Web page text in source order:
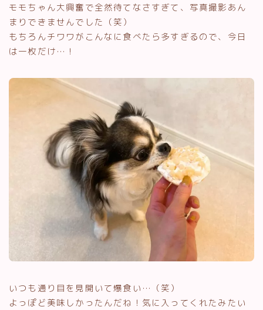
モモちゃん大興奮で全然待てなさすぎて、写真撮影あん
まりできませんでした（笑）
もちろんチワワがこんなに食べたら多すぎるので、今日
は一枚だけ…！
いつも通り目を見開いて爆食い…（笑）
よっぽど美味しかったんだね！気に入ってくれたみたい